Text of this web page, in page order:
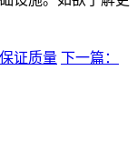
证质量 下一篇：